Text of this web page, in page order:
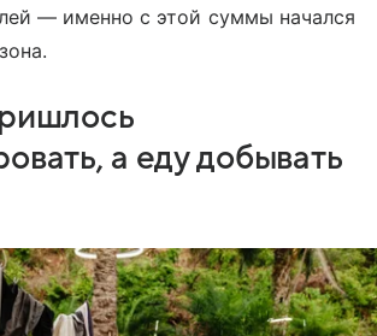
— именно с этой суммы начался
а еду добывать